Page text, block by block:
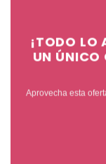
¡TODO LO
UN ÚNICO
Aprovecha esta